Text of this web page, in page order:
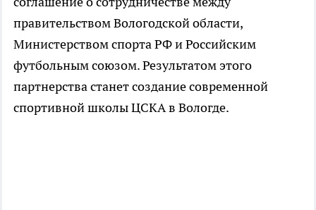
правительством Вологодской области,
Министерством спорта РФ и Российским
футбольным союзом. Результатом этого
партнерства станет создание современной
спортивной школы ЦСКА в Вологде.